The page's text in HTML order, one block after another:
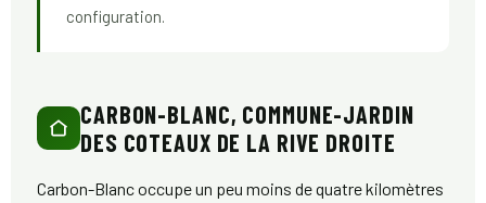
configuration.
CARBON-BLANC, COMMUNE-JARDIN
DES COTEAUX DE LA RIVE DROITE
Carbon-Blanc occupe un peu moins de quatre kilomètres